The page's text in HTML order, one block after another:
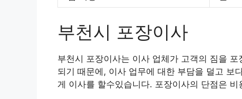
부천시 포장이사
부천시 포장이사는 이사 업체가 고객의 짐을
되기 때문에, 이사 업무에 대한 부담을 덜고 보
게 이사를 할수있습니다. 포장이사의 단점은